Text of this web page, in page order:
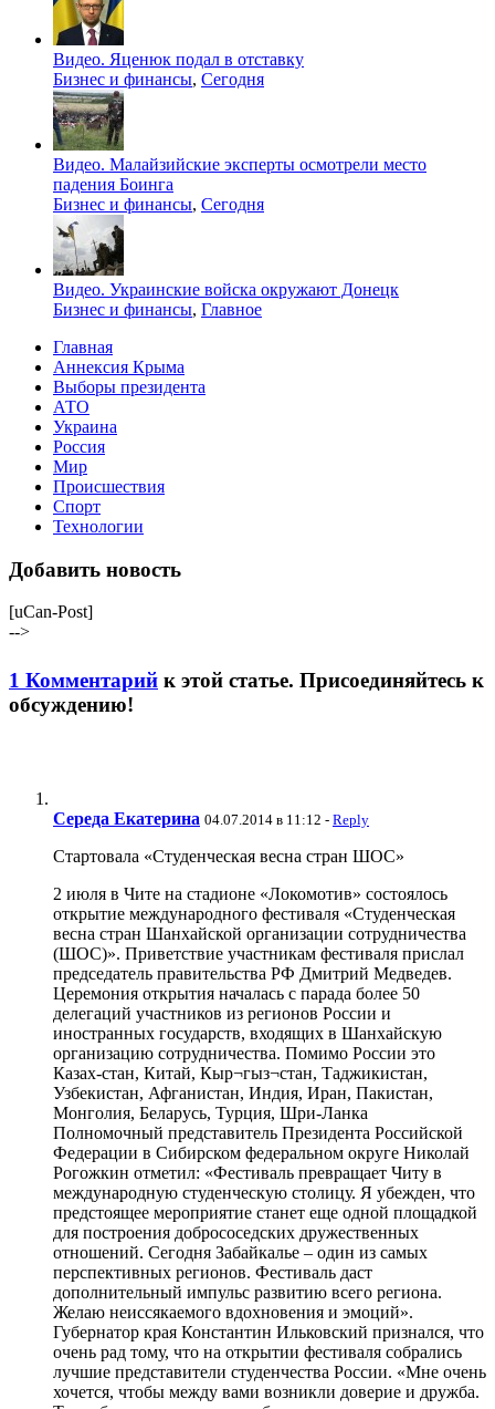
Видео. Яценюк подал в отставку
Бизнес и финансы, Сегодня
Видео. Малайзийские эксперты осмотрели место
падения Боинга
Бизнес и финансы, Сегодня
Видео. Украинские войска окружают Донецк
Бизнес и финансы, Главное
Главная
Аннексия Крыма
Выборы президента
АТО
Украина
Россия
Мир
Происшествия
Спорт
Технологии
Добавить новость
[uCan-Post]
-->
1 Комментарий к этой статье. Присоединяйтесь к
обсуждению!
Середа Екатерина 04.07.2014 в 11:12 - Reply
Стартовала «Студенческая весна стран ШОС»
2 июля в Чите на стадионе «Локомотив» состоялось
открытие международного фестиваля «Студенческая
весна стран Шанхайской организации сотрудничества
(ШОС)». Приветствие участникам фестиваля прислал
председатель правительства РФ Дмитрий Медведев.
Церемония открытия началась с парада более 50
делегаций участников из регионов России и
иностранных государств, входящих в Шанхайскую
организацию сотрудничества. Помимо России это
Казах-стан, Китай, Кыр¬гыз¬стан, Таджикистан,
Узбекистан, Афганистан, Индия, Иран, Пакистан,
Монголия, Беларусь, Турция, Шри-Ланка
Полномочный представитель Президента Российской
Федерации в Сибирском федеральном округе Николай
Рогожкин отметил: «Фестиваль превращает Читу в
международную студенческую столицу. Я убежден, что
предстоящее мероприятие станет еще одной площадкой
для построения добрососедских дружественных
отношений. Сегодня Забайкалье – один из самых
перспективных регионов. Фестиваль даст
дополнительный импульс развитию всего региона.
Желаю неиссякаемого вдохновения и эмоций».
Губернатор края Константин Ильковский признался, что
очень рад тому, что на открытии фестиваля собрались
лучшие представители студенчества России. «Мне очень
хочется, чтобы между вами возникли доверие и дружба.